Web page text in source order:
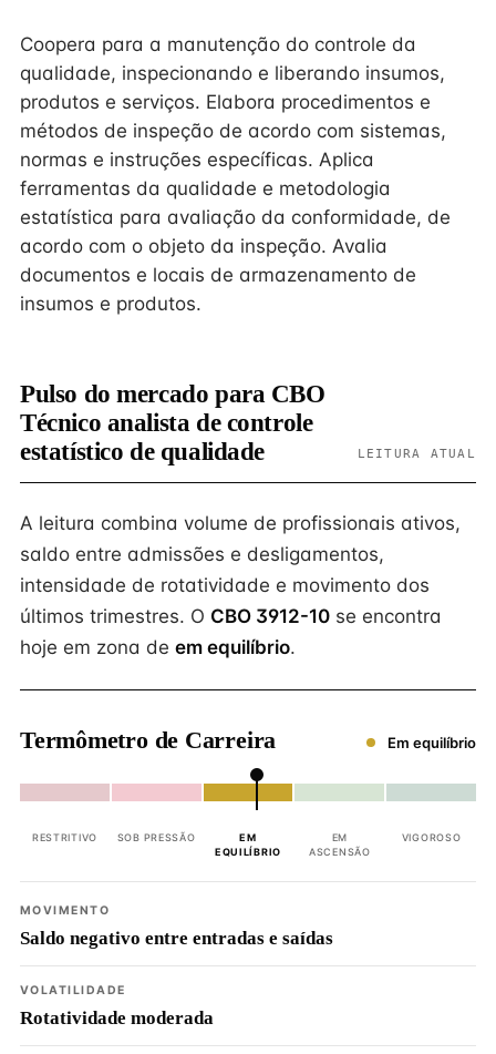
Coopera para a manutenção do controle da
qualidade, inspecionando e liberando insumos,
produtos e serviços. Elabora procedimentos e
métodos de inspeção de acordo com sistemas,
normas e instruções específicas. Aplica
ferramentas da qualidade e metodologia
estatística para avaliação da conformidade, de
acordo com o objeto da inspeção. Avalia
documentos e locais de armazenamento de
insumos e produtos.
Pulso do mercado para CBO
Técnico analista de controle
estatístico de qualidade
LEITURA ATUAL
A leitura combina volume de profissionais ativos,
saldo entre admissões e desligamentos,
intensidade de rotatividade e movimento dos
últimos trimestres. O CBO 3912-10 se encontra
hoje em zona de em equilíbrio.
Termômetro de Carreira Em equilíbrio
RESTRITIVO SOB PRESSÃO
EM
EQUILÍBRIO
EM
ASCENSÃO
VIGOROSO
MOVIMENTO
Saldo negativo entre entradas e saídas
VOLATILIDADE
Rotatividade moderada